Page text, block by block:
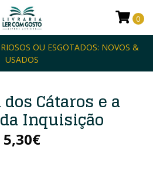
OU ESGOTADOS: NOVOS &
USADOS
0
Cátaros e a
Inquisição
5,30€